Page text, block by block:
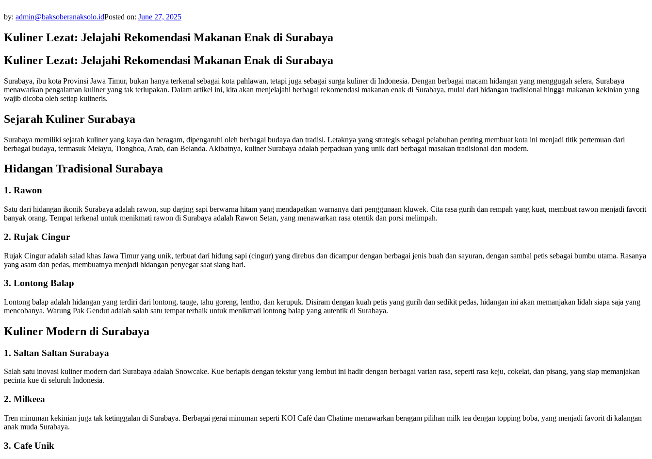
by: admin@baksoberanaksolo.idPosted on: June 27, 2025
Kuliner Lezat: Jelajahi Rekomendasi Makanan Enak di Surabaya
Kuliner Lezat: Jelajahi Rekomendasi Makanan Enak di Surabaya
Surabaya, ibu kota Provinsi Jawa Timur, bukan hanya terkenal sebagai kota pahlawan, tetapi juga sebagai surga kuliner di Indonesia. Dengan berbagai macam hidangan yang menggugah selera, Surabaya
menawarkan pengalaman kuliner yang tak terlupakan. Dalam artikel ini, kita akan menjelajahi berbagai rekomendasi makanan enak di Surabaya, mulai dari hidangan tradisional hingga makanan kekinian yang
wajib dicoba oleh setiap kulineris.
Sejarah Kuliner Surabaya
Surabaya memiliki sejarah kuliner yang kaya dan beragam, dipengaruhi oleh berbagai budaya dan tradisi. Letaknya yang strategis sebagai pelabuhan penting membuat kota ini menjadi titik pertemuan dari
berbagai budaya, termasuk Melayu, Tionghoa, Arab, dan Belanda. Akibatnya, kuliner Surabaya adalah perpaduan yang unik dari berbagai masakan tradisional dan modern.
Hidangan Tradisional Surabaya
1. Rawon
Satu dari hidangan ikonik Surabaya adalah rawon, sup daging sapi berwarna hitam yang mendapatkan warnanya dari penggunaan kluwek. Cita rasa gurih dan rempah yang kuat, membuat rawon menjadi favorit
banyak orang. Tempat terkenal untuk menikmati rawon di Surabaya adalah Rawon Setan, yang menawarkan rasa otentik dan porsi melimpah.
2. Rujak Cingur
Rujak Cingur adalah salad khas Jawa Timur yang unik, terbuat dari hidung sapi (cingur) yang direbus dan dicampur dengan berbagai jenis buah dan sayuran, dengan sambal petis sebagai bumbu utama. Rasanya
yang asam dan pedas, membuatnya menjadi hidangan penyegar saat siang hari.
3. Lontong Balap
Lontong balap adalah hidangan yang terdiri dari lontong, tauge, tahu goreng, lentho, dan kerupuk. Disiram dengan kuah petis yang gurih dan sedikit pedas, hidangan ini akan memanjakan lidah siapa saja yang
mencobanya. Warung Pak Gendut adalah salah satu tempat terbaik untuk menikmati lontong balap yang autentik di Surabaya.
Kuliner Modern di Surabaya
1. Saltan Saltan Surabaya
Salah satu inovasi kuliner modern dari Surabaya adalah Snowcake. Kue berlapis dengan tekstur yang lembut ini hadir dengan berbagai varian rasa, seperti rasa keju, cokelat, dan pisang, yang siap memanjakan
pecinta kue di seluruh Indonesia.
2. Milkeea
Tren minuman kekinian juga tak ketinggalan di Surabaya. Berbagai gerai minuman seperti KOI Café dan Chatime menawarkan beragam pilihan milk tea dengan topping boba, yang menjadi favorit di kalangan
anak muda Surabaya.
3. Cafe Unik